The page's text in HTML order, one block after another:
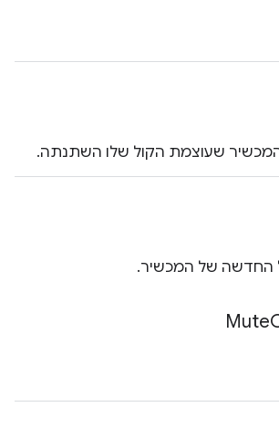
שעוצמת הקול שלו השתנתה.
החדשה של המכשיר.
Mute